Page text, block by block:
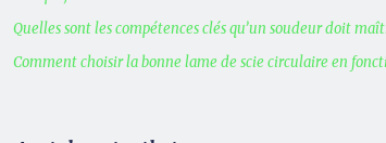
Quelles sont les compétences clés qu’un soudeur doit
Comment choisir la bonne lame de scie circulaire en